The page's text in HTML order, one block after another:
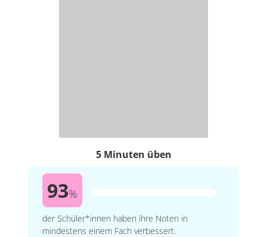
5 Minuten üben
93%
der Schüler*innen haben ihre Noten in
mindestens einem Fach verbessert.